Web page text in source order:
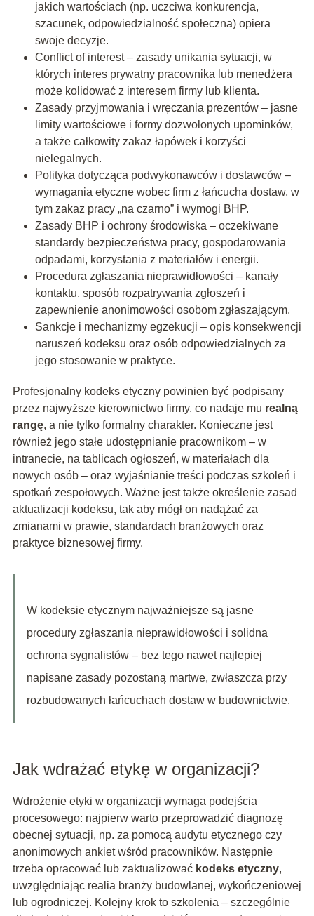
jakich wartościach (np. uczciwa konkurencja,
szacunek, odpowiedzialność społeczna) opiera
swoje decyzje.
Conflict of interest – zasady unikania sytuacji, w
których interes prywatny pracownika lub menedżera
może kolidować z interesem firmy lub klienta.
Zasady przyjmowania i wręczania prezentów – jasne
limity wartościowe i formy dozwolonych upominków,
a także całkowity zakaz łapówek i korzyści
nielegalnych.
Polityka dotycząca podwykonawców i dostawców –
wymagania etyczne wobec firm z łańcucha dostaw, w
tym zakaz pracy „na czarno” i wymogi BHP.
Zasady BHP i ochrony środowiska – oczekiwane
standardy bezpieczeństwa pracy, gospodarowania
odpadami, korzystania z materiałów i energii.
Procedura zgłaszania nieprawidłowości – kanały
kontaktu, sposób rozpatrywania zgłoszeń i
zapewnienie anonimowości osobom zgłaszającym.
Sankcje i mechanizmy egzekucji – opis konsekwencji
naruszeń kodeksu oraz osób odpowiedzialnych za
jego stosowanie w praktyce.
Profesjonalny kodeks etyczny powinien być podpisany
przez najwyższe kierownictwo firmy, co nadaje mu realną
rangę, a nie tylko formalny charakter. Konieczne jest
również jego stałe udostępnianie pracownikom – w
intranecie, na tablicach ogłoszeń, w materiałach dla
nowych osób – oraz wyjaśnianie treści podczas szkoleń i
spotkań zespołowych. Ważne jest także określenie zasad
aktualizacji kodeksu, tak aby mógł on nadążać za
zmianami w prawie, standardach branżowych oraz
praktyce biznesowej firmy.
W kodeksie etycznym najważniejsze są jasne
procedury zgłaszania nieprawidłowości i solidna
ochrona sygnalistów – bez tego nawet najlepiej
napisane zasady pozostaną martwe, zwłaszcza przy
rozbudowanych łańcuchach dostaw w budownictwie.
Jak wdrażać etykę w organizacji?
Wdrożenie etyki w organizacji wymaga podejścia
procesowego: najpierw warto przeprowadzić diagnozę
obecnej sytuacji, np. za pomocą audytu etycznego czy
anonimowych ankiet wśród pracowników. Następnie
trzeba opracować lub zaktualizować kodeks etyczny,
uwzględniając realia branży budowlanej, wykończeniowej
lub ogrodniczej. Kolejny krok to szkolenia – szczególnie